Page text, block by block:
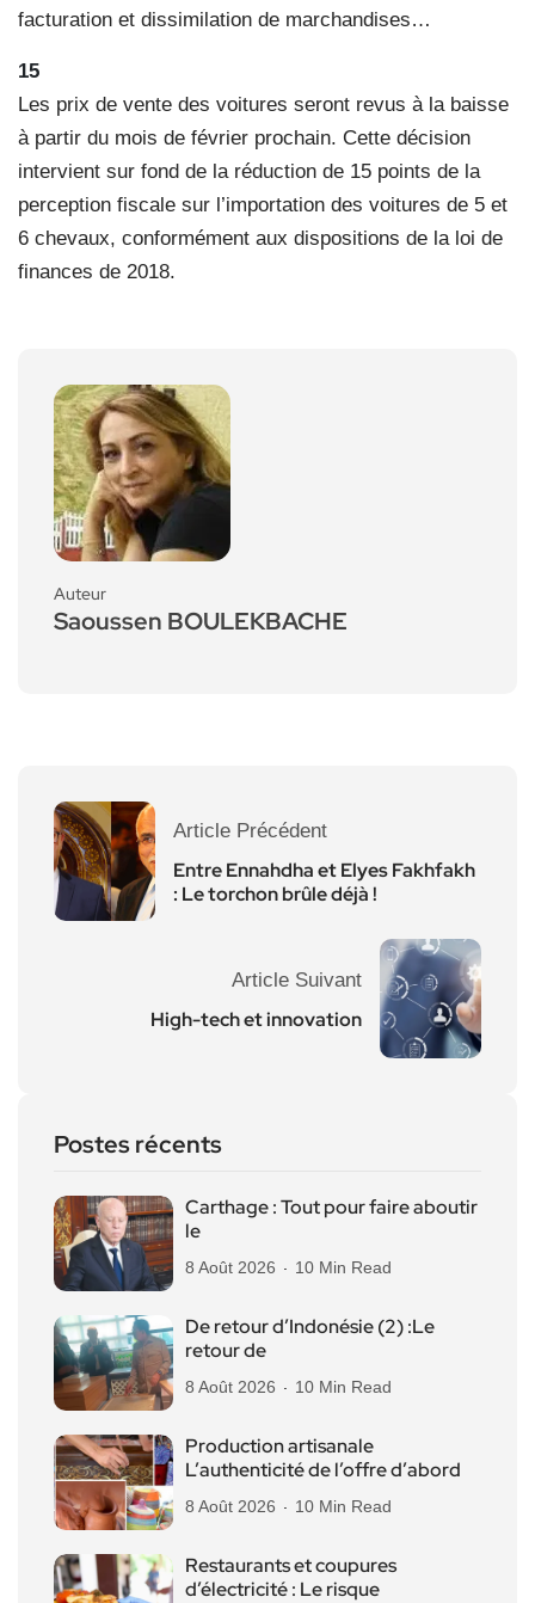
facturation et dissimilation de marchandises…
15
Les prix de vente des voitures seront revus à la baisse
à partir du mois de février prochain. Cette décision
intervient sur fond de la réduction de 15 points de la
perception fiscale sur l’importation des voitures de 5 et
6 chevaux, conformément aux dispositions de la loi de
finances de 2018.
Auteur
Saoussen BOULEKBACHE
Article Précédent
Entre Ennahdha et Elyes Fakhfakh
: Le torchon brûle déjà !
Article Suivant
High-tech et innovation
Postes récents
Carthage : Tout pour faire aboutir
le
8 Août 2026 10 Min Read
De retour d’Indonésie (2) :Le
retour de
8 Août 2026 10 Min Read
Production artisanale
L’authenticité de l’offre d’abord
8 Août 2026 10 Min Read
Restaurants et coupures
d’électricité : Le risque